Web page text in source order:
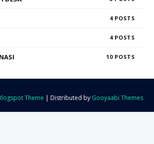
4
4
10
Theme | Distributed by Gooyaabi Themes